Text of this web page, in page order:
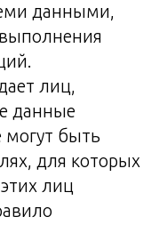
данными,
лиц,
данные
могут быть
для которых
лиц